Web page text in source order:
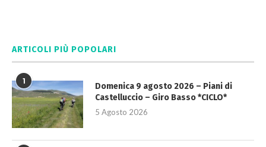
ARTICOLI PIÙ POPOLARI
1
Domenica 9 agosto 2026 – Piani di
Castelluccio – Giro Basso *CICLO*
5 Agosto 2026